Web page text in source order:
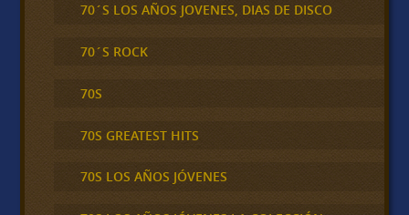
70´S LOS AÑOS JOVENES, DIAS DE DISCO
70´S ROCK
70S
70S GREATEST HITS
70S LOS AÑOS JÓVENES